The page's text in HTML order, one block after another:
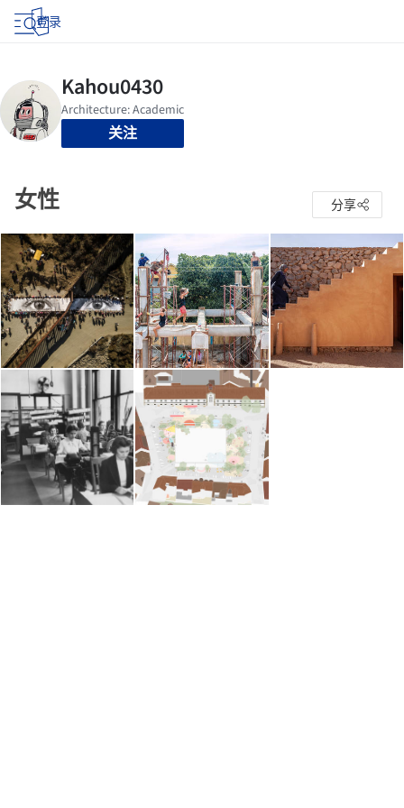
登录
关注
女性 分享